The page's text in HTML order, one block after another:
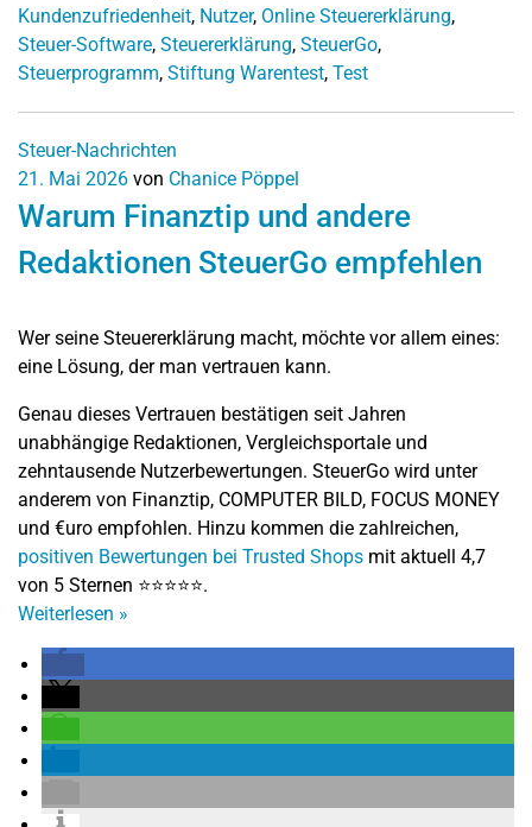
Kundenzufriedenheit, Nutzer, Online Steuererklärung,
Steuer-Software, Steuererklärung, SteuerGo,
Steuerprogramm, Stiftung Warentest, Test
Steuer-Nachrichten
21. Mai 2026 von Chanice Pöppel
Warum Finanztip und andere
Redaktionen SteuerGo empfehlen
Wer seine Steuererklärung macht, möchte vor allem eines:
eine Lösung, der man vertrauen kann.
Genau dieses Vertrauen bestätigen seit Jahren
unabhängige Redaktionen, Vergleichsportale und
zehntausende Nutzerbewertungen. SteuerGo wird unter
anderem von Finanztip, COMPUTER BILD, FOCUS MONEY
und €uro empfohlen. Hinzu kommen die zahlreichen,
positiven Bewertungen bei Trusted Shops mit aktuell 4,7
von 5 Sternen ⭐⭐⭐⭐⭐.
Weiterlesen »